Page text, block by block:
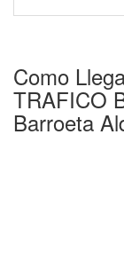
Como
TRAFICO
Barroeta